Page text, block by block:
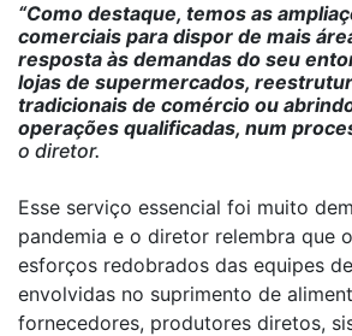
“Como destaque, temos as
comerciais para dispor de mais
resposta às demandas do seu
lojas de supermercados,
tradicionais de comércio ou
operações qualificadas, num
o diretor.
Esse serviço essencial foi muito
pandemia e o diretor relembra que
esforços redobrados das equipes
envolvidas no suprimento de
fornecedores, produtores diretos,